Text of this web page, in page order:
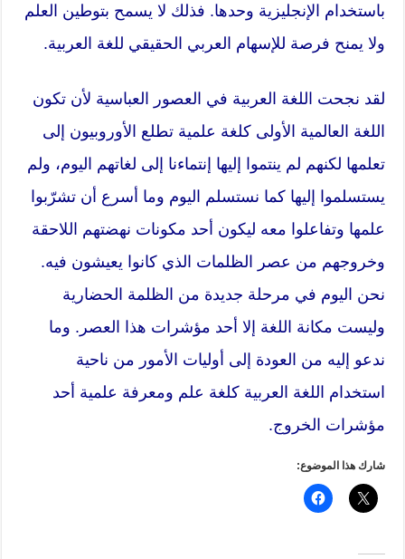
باستخدام الإنجليزية وحدها. فذلك لا يسمح بتوطين العلم
ولا يمنح فرصة للإسهام العربي الحقيقي للغة العربية.
لقد نجحت اللغة العربية في العصور العباسية لأن تكون
اللغة العالمية الأولى كلغة علمية تطلع الأوروبيون إلى
تعلمها لكنهم لم ينتموا إليها إنتماءنا إلى لغاتهم اليوم، ولم
يستسلموا إليها كما نستسلم اليوم وما أسرع أن تشرّبوا
علمها وتفاعلوا معه ليكون أحد مكونات نهضتهم اللاحقة
وخروجهم من عصر الظلمات الذي كانوا يعيشون فيه.
نحن اليوم في مرحلة جديدة من الظلمة الحضارية
وليست مكانة اللغة إلا أحد مؤشرات هذا العصر. وما
ندعو إليه من العودة إلى أوليات الأمور من ناحية
استخدام اللغة العربية كلغة علم ومعرفة علمية أحد
مؤشرات الخروج.
شارك هذا الموضوع: